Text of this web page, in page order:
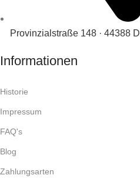
Provinzialstraße 148 · 44388
Informationen
Historie
Impressum
FAQ's
Blog
Zahlungsarten